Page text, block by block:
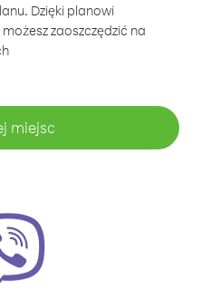
Dzięki planowi
zaoszczędzić na
miejsc